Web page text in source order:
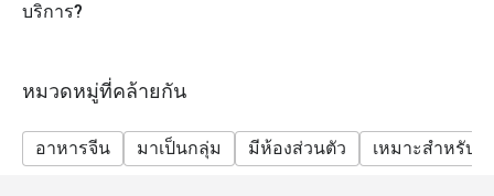
บริการ?
หมวดหมู่ที่คล้ายกัน
อาหารจีน มาเป็นกลุ่ม มีห้องส่วนตัว เหมาะสำหรับเ